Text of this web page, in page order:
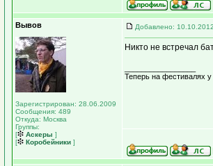
Вывов
Зарегистрирован: 28.06.2009
Сообщения: 489
Откуда: Москва
Группы:
[
Аскеры ]
[
Коробейники ]
Добавлено:
Никто не встречал
Теперь на фестивалях